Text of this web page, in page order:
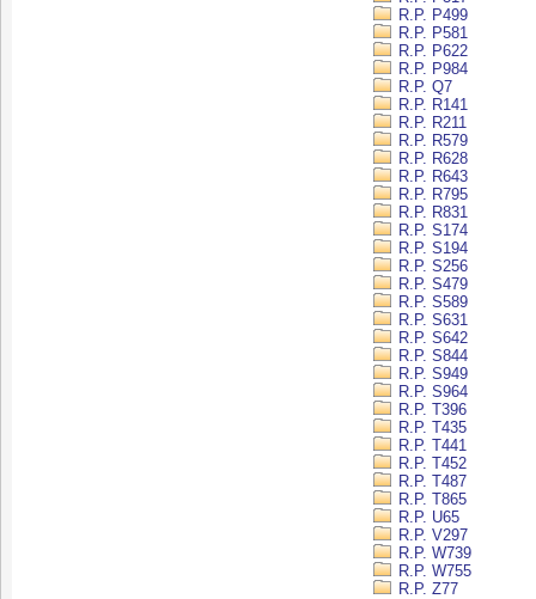
R.P. P499
R.P. P581
R.P. P622
R.P. P984
R.P. Q7
R.P. R141
R.P. R211
R.P. R579
R.P. R628
R.P. R643
R.P. R795
R.P. R831
R.P. S174
R.P. S194
R.P. S256
R.P. S479
R.P. S589
R.P. S631
R.P. S642
R.P. S844
R.P. S949
R.P. S964
R.P. T396
R.P. T435
R.P. T441
R.P. T452
R.P. T487
R.P. T865
R.P. U65
R.P. V297
R.P. W739
R.P. W755
R.P. Z77